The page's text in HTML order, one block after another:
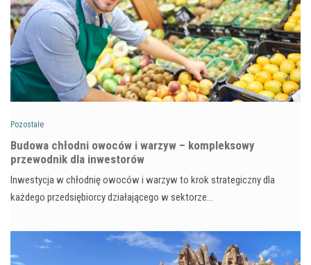
Pozostałe
Budowa chłodni owoców i warzyw – kompleksowy
przewodnik dla inwestorów
Inwestycja w chłodnię owoców i warzyw to krok strategiczny dla
każdego przedsiębiorcy działającego w sektorze…